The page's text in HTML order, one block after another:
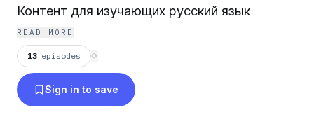
Контент для изучающих русский язык
READ MORE
13 episodes ⟳
Sign in to save